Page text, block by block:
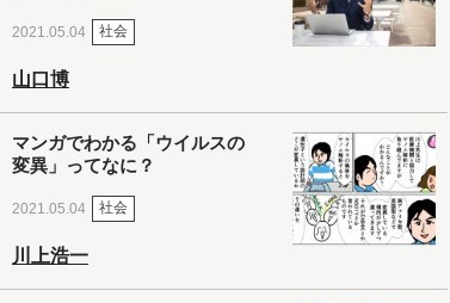
2021.05.04 社会
山口博
マンガでわかる「ウイルスの
変異」ってなに？
2021.05.04 社会
川上浩一